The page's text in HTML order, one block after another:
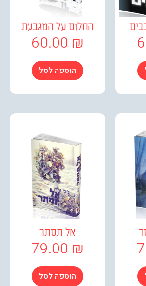
החלום על המגבעת
60.00
הוספה לסל
אל תסתר
79.00
הוספה לסל